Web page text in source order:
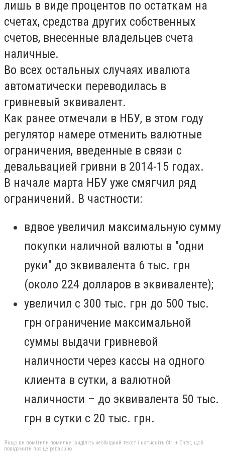
лишь в виде процентов по остаткам на
счетах, средства других собственных
счетов, внесенные владельцев счета
наличные.
Во всех остальных случаях ивалюта
автоматически переводилась в
гривневый эквивалент.
Как ранее отмечали в НБУ, в этом году
регулятор намере отменить валютные
ограничения, введенные в связи с
девальвацией гривни в 2014-15 годах.
В начале марта НБУ уже смягчил ряд
ограничений. В частности:
вдвое увеличил максимальную сумму
покупки наличной валюты в "одни
руки" до эквивалента 6 тыс. грн
(около 224 долларов в эквиваленте);
увеличил с 300 тыс. грн до 500 тыс.
грн ограничение максимальной
суммы выдачи гривневой
наличности через кассы на одного
клиента в сутки, а валютной
наличности – до эквивалента 50 тыс.
грн в сутки с 20 тыс. грн.
Якщо ви помітили помилку, виділіть необхідний текст і натисніть Ctrl + Enter, щоб
повідомити про це редакцію